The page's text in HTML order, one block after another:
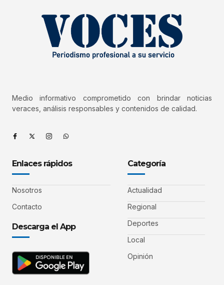
Medio informativo comprometido con brindar noticias
veraces, análisis responsables y contenidos de calidad.
Enlaces rápidos
Nosotros
Contacto
Descarga el App
Categoría
Actualidad
Regional
Deportes
Local
Opinión